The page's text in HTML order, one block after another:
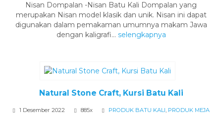
Nisan Dompalan -Nisan Batu Kali Dompalan yang
merupakan Nisan model klasik dan unik. Nisan ini dapat
digunakan dalam pemakaman umumnya makam Jawa
dengan kaligrafi... selengkapnya
Natural Stone Craft, Kursi Batu Kali
1 Desember 2022 885x PRODUK BATU KALI, PRODUK MEJA